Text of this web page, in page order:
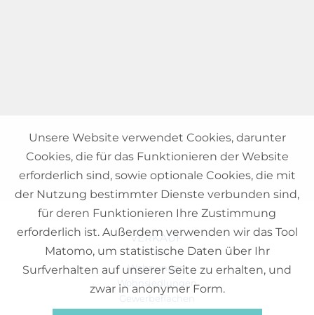
VERKAUF
Häuser
Wohnungen
Wohnsiedlungen
Gewerbeflächen
Unsere Website verwendet Cookies, darunter
Cookies, die für das Funktionieren der Website
erforderlich sind, sowie optionale Cookies, die mit
der Nutzung bestimmter Dienste verbunden sind,
für deren Funktionieren Ihre Zustimmung
erforderlich ist. Außerdem verwenden wir das Tool
Matomo, um statistische Daten über Ihr
Surfverhalten auf unserer Seite zu erhalten, und
zwar in anonymer Form.